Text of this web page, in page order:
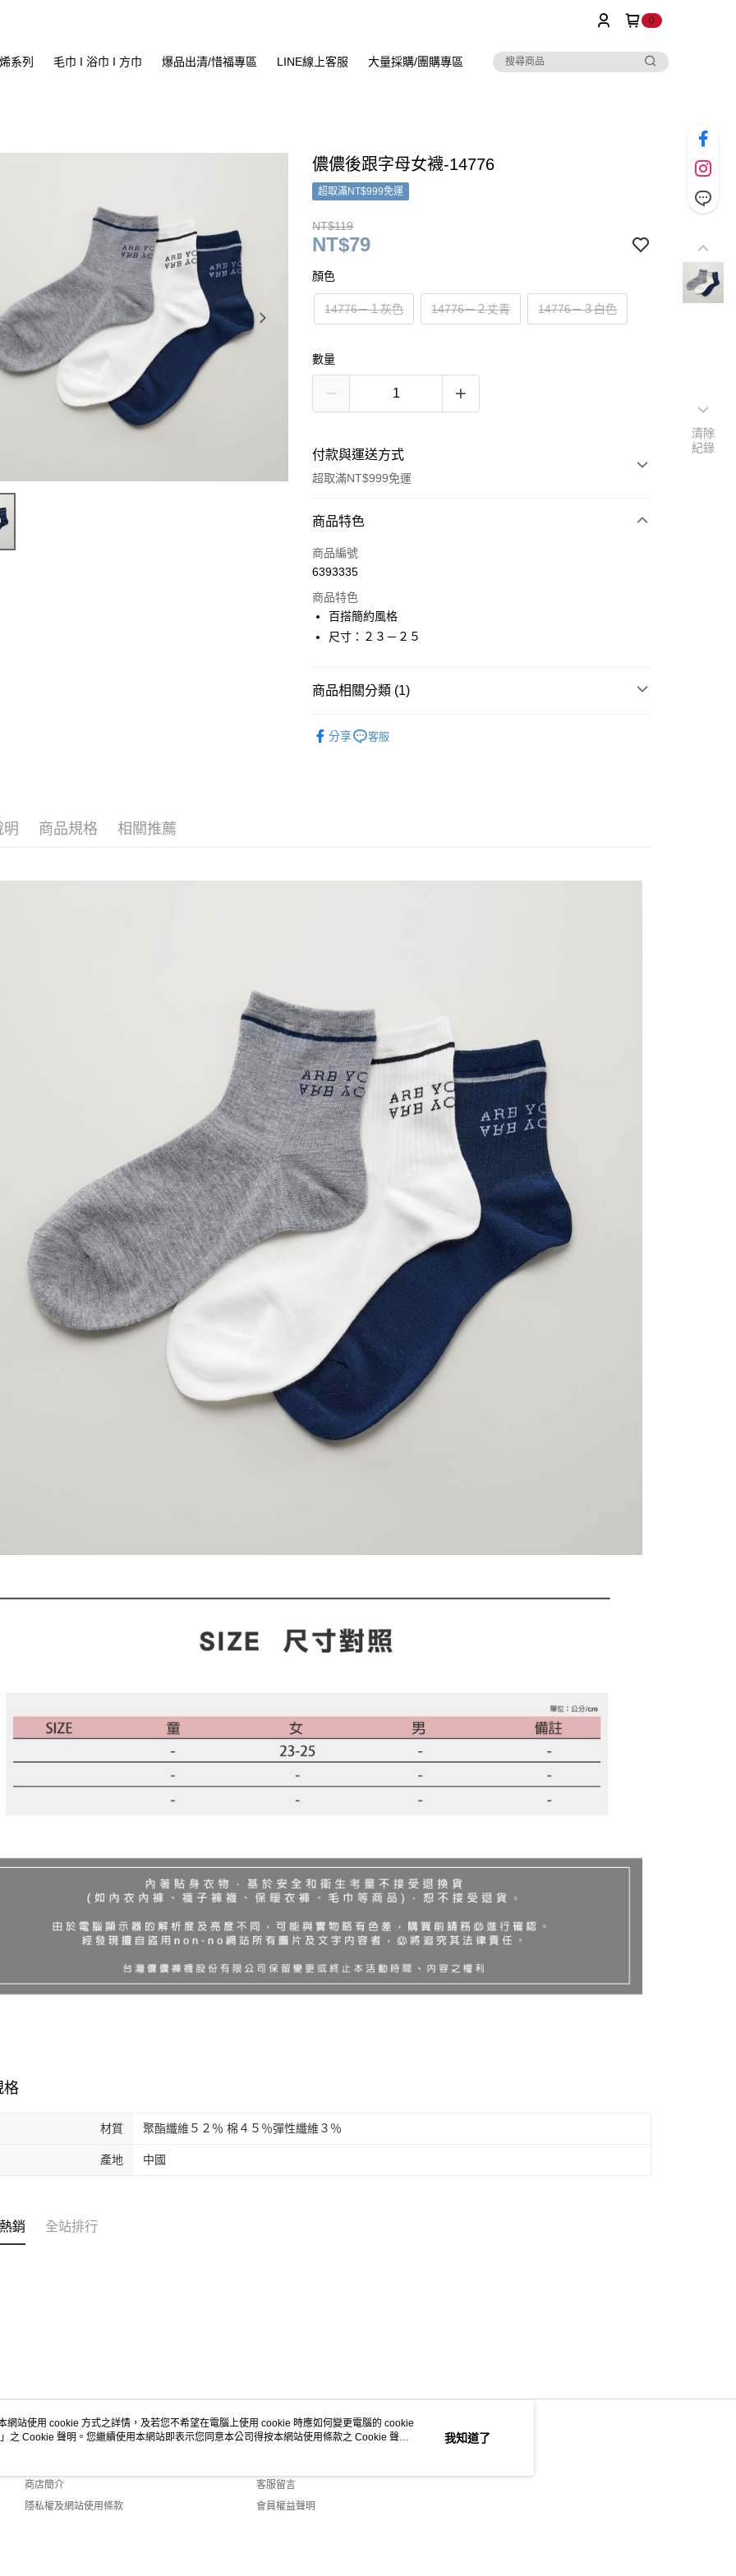
0
系列 毛巾 I 浴巾 I 方巾 爆品出清/惜福專區 LINE線上客服 大量採購/團購專區
儂儂後跟字母女襪-14776
超取滿NT$999免運
NT$119
NT$79
顏色
14776－１灰色 14776－２丈青 14776－３白色
數量
付款與運送方式
超取滿NT$999免運
付款方式
信用卡一次付款
LINE Pay
Apple Pay
商品特色
商品編號
6393335
商品特色
百搭簡約風格
尺寸：２３－２５
商品相關分類 (1)
分享
客服
明 商品規格 相關推薦
格
材質 聚酯纖維５２％ 棉４５％彈性纖維３％
產地 中國
銷 全站排行
關於我們
商店簡介
隱私權及網站使用條款
客服資訊
客服留言
會員權益聲明
清除
紀錄
網站使用 cookie 方式之詳情，及若您不希望在電腦上使用 cookie 時應如何變更電腦的 cookie
」之 Cookie 聲明。您繼續使用本網站即表示您同意本公司得按本網站使用條款之 Cookie 聲明
我知道了